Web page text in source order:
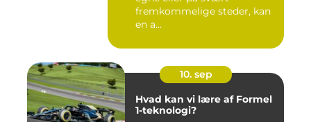
fremkommelige steder, kan
en a...
10. sep
Hvad kan vi lære af Formel
1-teknologi?